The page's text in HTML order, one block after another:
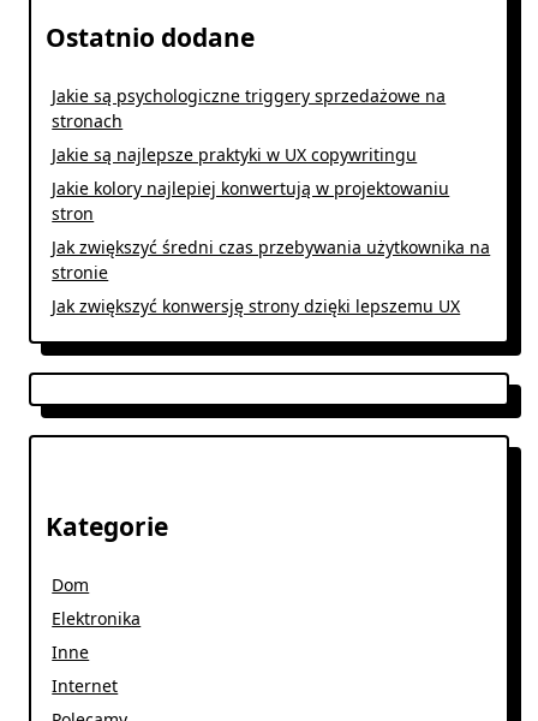
Ostatnio dodane
Jakie są psychologiczne triggery sprzedażowe na
stronach
Jakie są najlepsze praktyki w UX copywritingu
Jakie kolory najlepiej konwertują w projektowaniu
stron
Jak zwiększyć średni czas przebywania użytkownika na
stronie
Jak zwiększyć konwersję strony dzięki lepszemu UX
Kategorie
Dom
Elektronika
Inne
Internet